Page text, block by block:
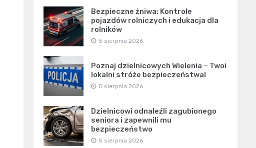
Bezpieczne żniwa: Kontrole
pojazdów rolniczych i edukacja dla
rolników
5 sierpnia 2026
Poznaj dzielnicowych Wielenia – Twoi
lokalni stróże bezpieczeństwa!
5 sierpnia 2026
Dzielnicowi odnaleźli zagubionego
seniora i zapewnili mu
bezpieczeństwo
5 sierpnia 2026